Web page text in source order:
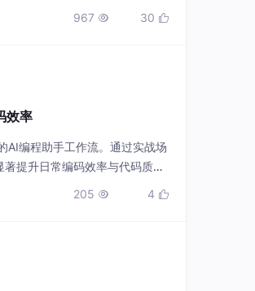
967  30 
效率
编程助手工作流。通过实战场
提升日常编码效率与代码质
205  4 